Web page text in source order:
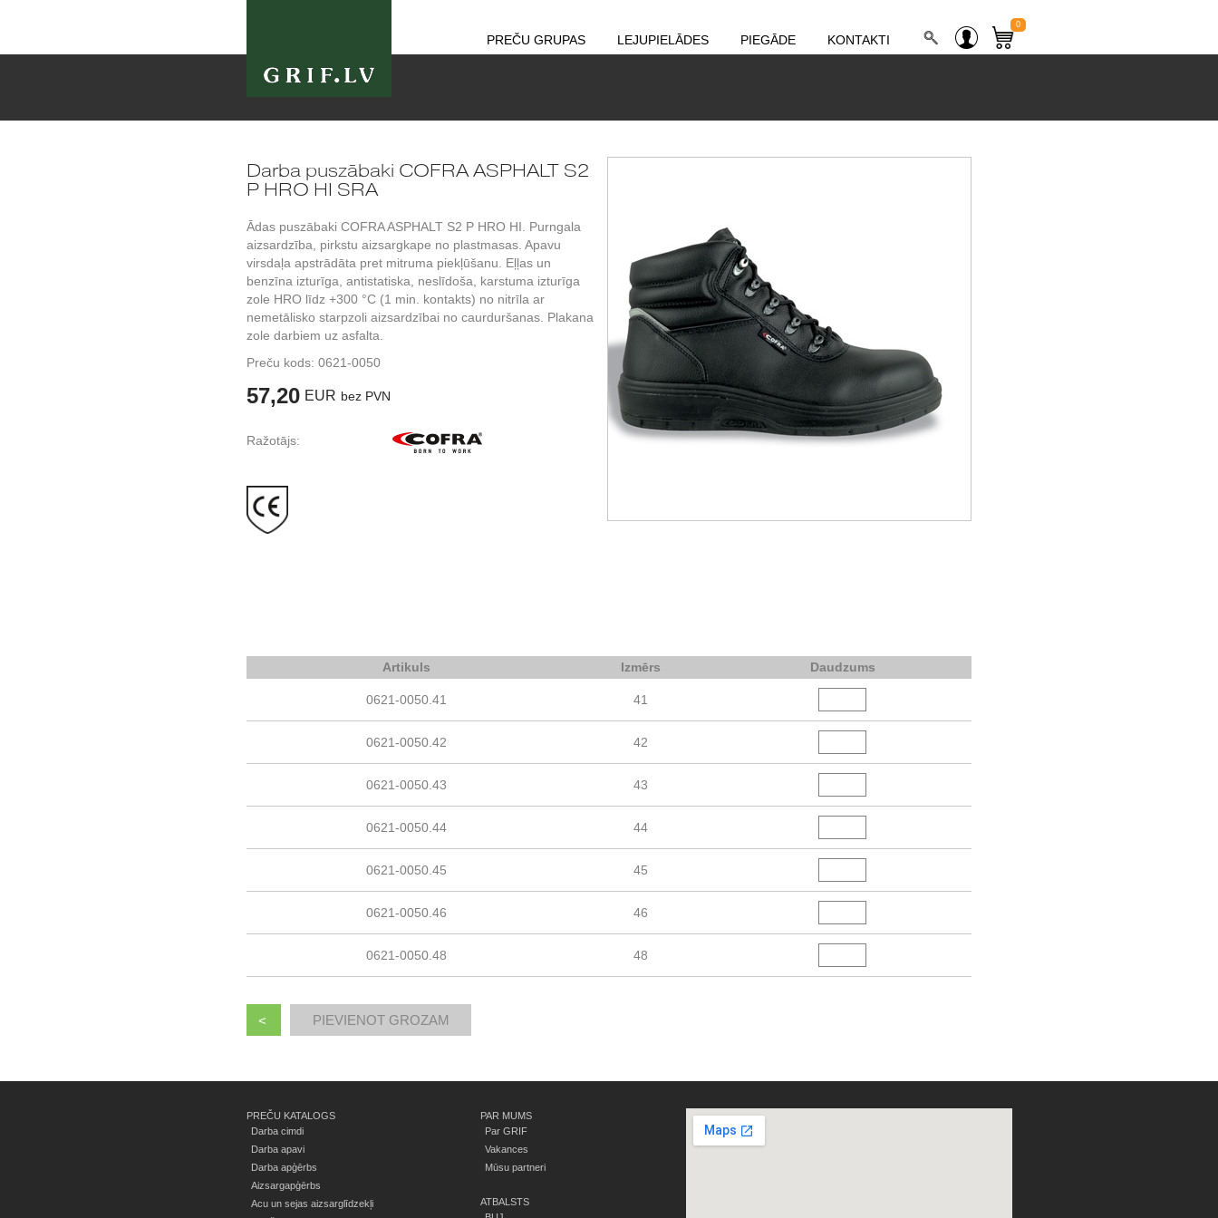
PREČU GRUPAS LEJUPIELĀDES PIEGĀDE KONTAKTI
0
Darba puszābaki COFRA ASPHALT S2
P HRO HI SRA
Ādas puszābaki COFRA ASPHALT S2 P HRO HI. Purngala
aizsardzība, pirkstu aizsargkape no plastmasas. Apavu
virsdaļa apstrādāta pret mitruma piekļūšanu. Eļļas un
benzīna izturīga, antistatiska, neslīdoša, karstuma izturīga
zole HRO līdz +300 °C (1 min. kontakts) no nitrīla ar
nemetālisko starpzoli aizsardzībai no caurduršanas. Plakana
zole darbiem uz asfalta.
Preču kods: 0621-0050
57,20 EUR bez PVN
Ražotājs:
Artikuls Izmērs Daudzums
0621-0050.41 41
0621-0050.42 42
0621-0050.43 43
0621-0050.44 44
0621-0050.45 45
0621-0050.46 46
0621-0050.48 48
<
PREČU KATALOGS
Darba cimdi
Darba apavi
Darba apģērbs
Aizsargapģērbs
Acu un sejas aizsarglīdzekļi
PAR MUMS
Par GRIF
Vakances
Mūsu partneri
ATBALSTS